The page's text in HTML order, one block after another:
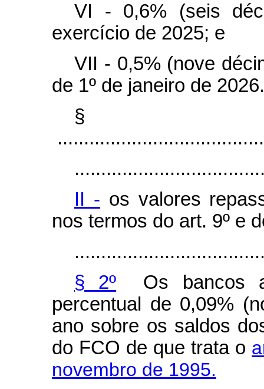
VI - 0,6% (seis
exercício de 2025; e
VII - 0,5% (nove
de 1º de janeiro de 2026.
§
II - os valores
nos termos do art. 9º e
§ 2º Os bancos
percentual de 0,09%
ano sobre os saldos
do FCO de que trata o
novembro de 1995.